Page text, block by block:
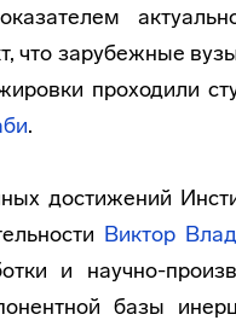
что зарубежные
проходили
.
достижений
Виктор
и научно-
базы